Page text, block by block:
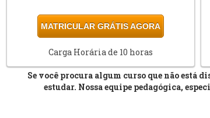
MATRICULAR GRÁTIS AGORA
Carga Horária de 10 horas
Se você procura algum curso que não está
estudar. Nossa equipe pedagógica,